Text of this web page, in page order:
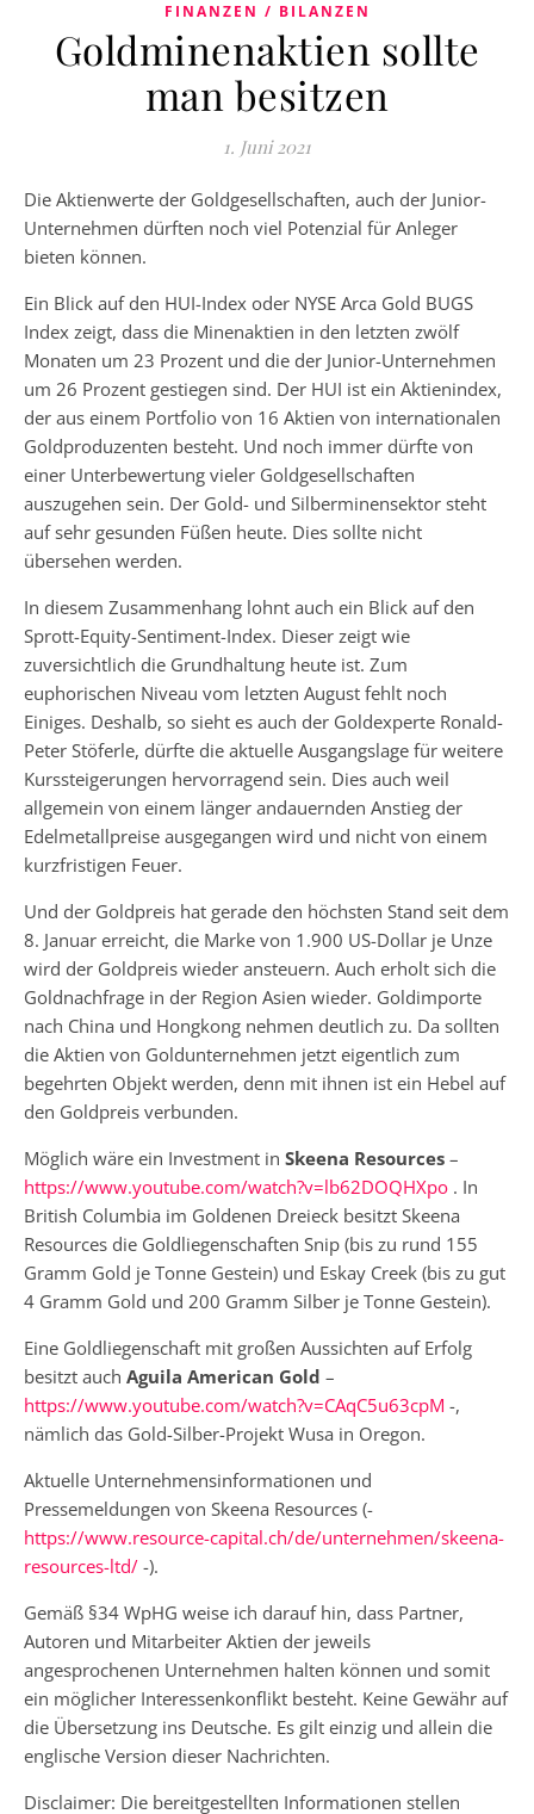
FINANZEN / BILANZEN
Goldminenaktien sollte
man besitzen
1. Juni 2021
Die Aktienwerte der Goldgesellschaften, auch der Junior-
Unternehmen dürften noch viel Potenzial für Anleger
bieten können.
Ein Blick auf den HUI-Index oder NYSE Arca Gold BUGS
Index zeigt, dass die Minenaktien in den letzten zwölf
Monaten um 23 Prozent und die der Junior-Unternehmen
um 26 Prozent gestiegen sind. Der HUI ist ein Aktienindex,
der aus einem Portfolio von 16 Aktien von internationalen
Goldproduzenten besteht. Und noch immer dürfte von
einer Unterbewertung vieler Goldgesellschaften
auszugehen sein. Der Gold- und Silberminensektor steht
auf sehr gesunden Füßen heute. Dies sollte nicht
übersehen werden.
In diesem Zusammenhang lohnt auch ein Blick auf den
Sprott-Equity-Sentiment-Index. Dieser zeigt wie
zuversichtlich die Grundhaltung heute ist. Zum
euphorischen Niveau vom letzten August fehlt noch
Einiges. Deshalb, so sieht es auch der Goldexperte Ronald-
Peter Stöferle, dürfte die aktuelle Ausgangslage für weitere
Kurssteigerungen hervorragend sein. Dies auch weil
allgemein von einem länger andauernden Anstieg der
Edelmetallpreise ausgegangen wird und nicht von einem
kurzfristigen Feuer.
Und der Goldpreis hat gerade den höchsten Stand seit dem
8. Januar erreicht, die Marke von 1.900 US-Dollar je Unze
wird der Goldpreis wieder ansteuern. Auch erholt sich die
Goldnachfrage in der Region Asien wieder. Goldimporte
nach China und Hongkong nehmen deutlich zu. Da sollten
die Aktien von Goldunternehmen jetzt eigentlich zum
begehrten Objekt werden, denn mit ihnen ist ein Hebel auf
den Goldpreis verbunden.
Möglich wäre ein Investment in Skeena Resources –
https://www.youtube.com/watch?v=lb62DOQHXpo . In
British Columbia im Goldenen Dreieck besitzt Skeena
Resources die Goldliegenschaften Snip (bis zu rund 155
Gramm Gold je Tonne Gestein) und Eskay Creek (bis zu gut
4 Gramm Gold und 200 Gramm Silber je Tonne Gestein).
Eine Goldliegenschaft mit großen Aussichten auf Erfolg
besitzt auch Aguila American Gold –
https://www.youtube.com/watch?v=CAqC5u63cpM -,
nämlich das Gold-Silber-Projekt Wusa in Oregon.
Aktuelle Unternehmensinformationen und
Pressemeldungen von Skeena Resources (-
https://www.resource-capital.ch/de/unternehmen/skeena-
resources-ltd/ -).
Gemäß §34 WpHG weise ich darauf hin, dass Partner,
Autoren und Mitarbeiter Aktien der jeweils
angesprochenen Unternehmen halten können und somit
ein möglicher Interessenkonflikt besteht. Keine Gewähr auf
die Übersetzung ins Deutsche. Es gilt einzig und allein die
englische Version dieser Nachrichten.
Disclaimer: Die bereitgestellten Informationen stellen